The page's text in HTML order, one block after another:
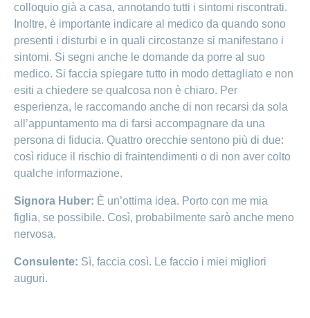
colloquio già a casa, annotando tutti i sintomi riscontrati.
Inoltre, è importante indicare al medico da quando sono
presenti i disturbi e in quali circostanze si manifestano i
sintomi. Si segni anche le domande da porre al suo
medico. Si faccia spiegare tutto in modo dettagliato e non
esiti a chiedere se qualcosa non è chiaro. Per
esperienza, le raccomando anche di non recarsi da sola
all’appuntamento ma di farsi accompagnare da una
persona di fiducia. Quattro orecchie sentono più di due:
così riduce il rischio di fraintendimenti o di non aver colto
qualche informazione.
Signora Huber: È un’ottima idea. Porto con me mia
figlia, se possibile. Così, probabilmente sarò anche meno
nervosa.
Consulente: Sì, faccia così. Le faccio i miei migliori
auguri.